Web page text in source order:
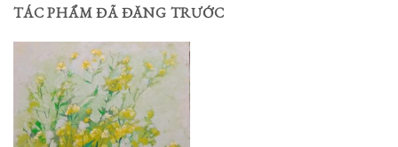
TÁC PHẨM ĐÃ ĐĂNG TRƯỚC